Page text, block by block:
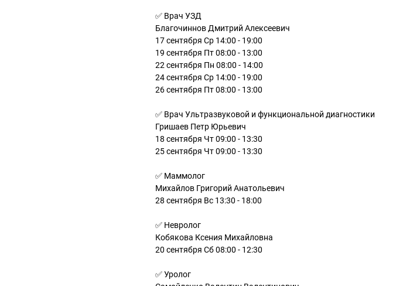
✅ Врач УЗД
Благочиннов Дмитрий Алексеевич
17 сентября Ср 14:00 - 19:00
19 сентября Пт 08:00 - 13:00
22 сентября Пн 08:00 - 14:00
24 сентября Ср 14:00 - 19:00
26 сентября Пт 08:00 - 13:00
✅ Врач Ультразвуковой и функциональной диагностики
Гришаев Петр Юрьевич
18 сентября Чт 09:00 - 13:30
25 сентября Чт 09:00 - 13:30
✅ Маммолог
Михайлов Григорий Анатольевич
28 сентября Вс 13:30 - 18:00
✅ Невролог
Кобякова Ксения Михайловна
20 сентября Сб 08:00 - 12:30
✅ Уролог